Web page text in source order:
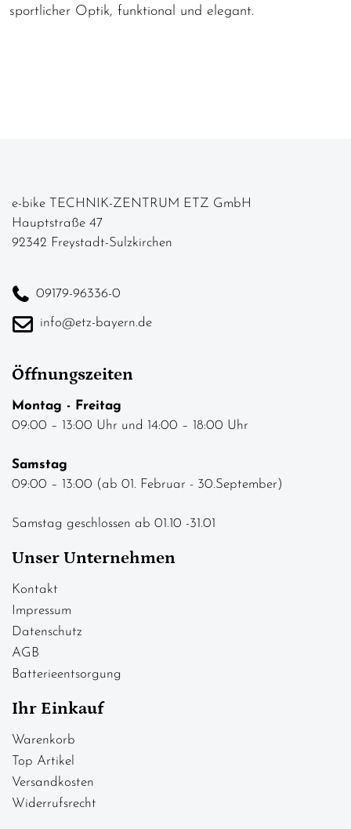
sportlicher Optik, funktional und elegant.
e-bike TECHNIK-ZENTRUM ETZ GmbH
Hauptstraße 47
92342 Freystadt-Sulzkirchen
09179-96336-0
info@etz-bayern.de
Öffnungszeiten
Montag - Freitag
09:00 – 13:00 Uhr und 14:00 – 18:00 Uhr
Samstag
09:00 – 13:00 (ab 01. Februar - 30.September)
Samstag geschlossen ab 01.10 -31.01
Unser Unternehmen
Kontakt
Impressum
Datenschutz
AGB
Batterieentsorgung
Ihr Einkauf
Warenkorb
Top Artikel
Versandkosten
Widerrufsrecht